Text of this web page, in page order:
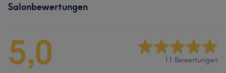
Salonbewertungen
5,0 11 Bewertungen